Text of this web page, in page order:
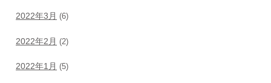
2022年3月 (6)
2022年2月 (2)
2022年1月 (5)